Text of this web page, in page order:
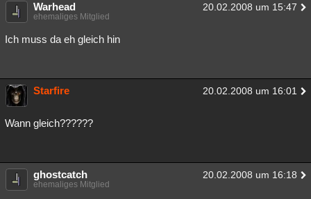
Warhead 20.02.2008 um 15:47
ehemaliges Mitglied
Ich muss da eh gleich hin
Starfire 20.02.2008 um 16:01
Wann gleich??????
ghostcatch 20.02.2008 um 16:18
ehemaliges Mitglied